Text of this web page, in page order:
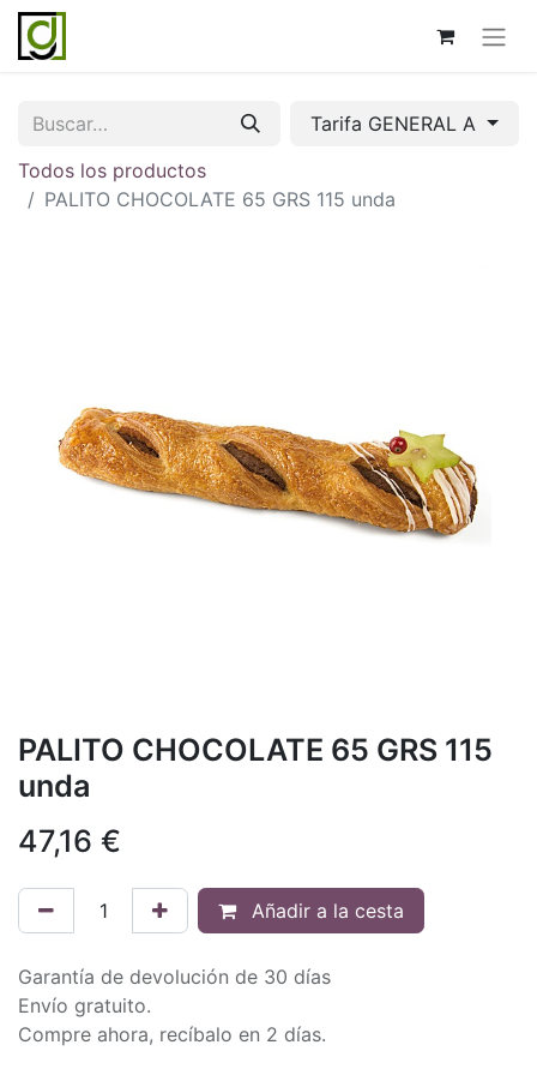
Tarifa GENERAL A
Todos los productos
PALITO CHOCOLATE 65 GRS 115 unda
PALITO CHOCOLATE 65 GRS 115
unda
47,16 €
Añadir a la cesta
Garantía de devolución de 30 días
Envío gratuito.
Compre ahora, recíbalo en 2 días.